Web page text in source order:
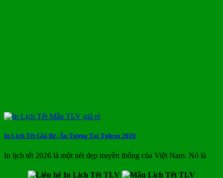
In Lịch Tết Giá Rẻ, Ấn Tượng Tại Tphcm 2026
In lịch tết 2026 là một nét đẹp truyền thống của Việt Nam. Nó là